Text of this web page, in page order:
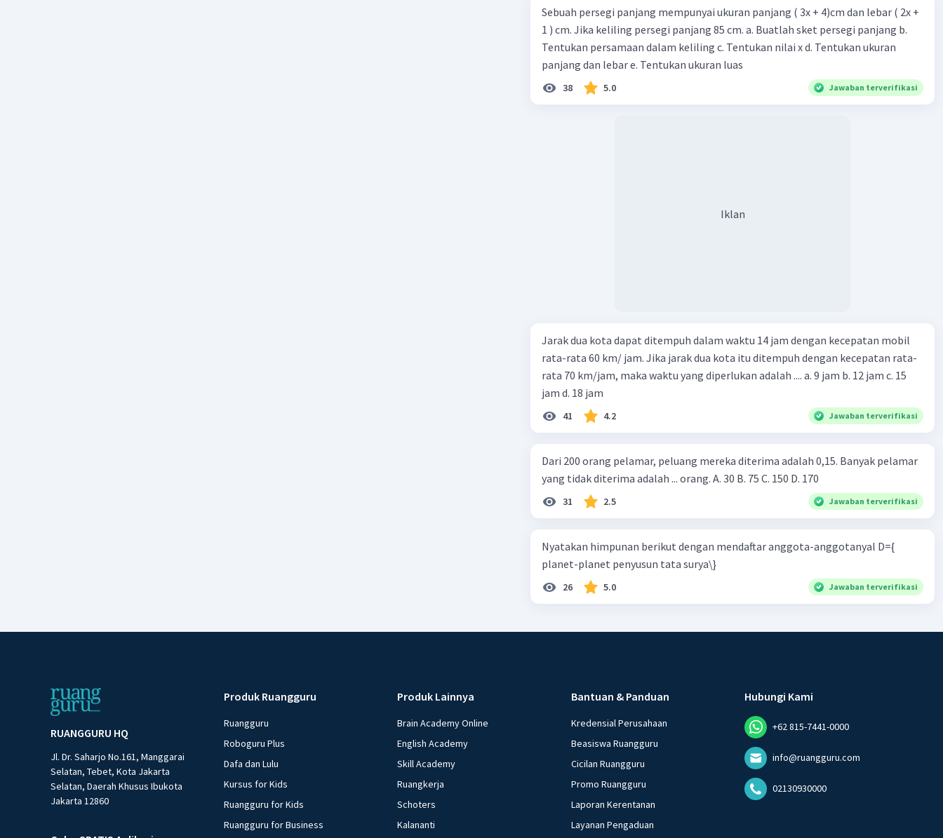
Sebuah persegi panjang mempunyai ukuran panjang ( 3x + 4)cm dan lebar ( 2x +
1 ) cm. Jika keliling persegi panjang 85 cm. a. Buatlah sket persegi panjang b.
Tentukan persamaan dalam keliling c. Tentukan nilai x d. Tentukan ukuran
panjang dan lebar e. Tentukan ukuran luas
38 5.0 Jawaban terverifikasi
Iklan
Jarak dua kota dapat ditempuh dalam waktu 14 jam dengan kecepatan mobil
rata-rata 60 km/ jam. Jika jarak dua kota itu ditempuh dengan kecepatan rata-
rata 70 km/jam, maka waktu yang diperlukan adalah .... a. 9 jam b. 12 jam c. 15
jam d. 18 jam
41 4.2 Jawaban terverifikasi
Dari 200 orang pelamar, peluang mereka diterima adalah 0,15. Banyak pelamar
yang tidak diterima adalah ... orang. A. 30 B. 75 C. 150 D. 170
31 2.5 Jawaban terverifikasi
Nyatakan himpunan berikut dengan mendaftar anggota-anggotanyal D={
planet-planet penyusun tata surya\}
26 5.0 Jawaban terverifikasi
RUANGGURU HQ
Jl. Dr. Saharjo No.161, Manggarai
Selatan, Tebet, Kota Jakarta
Selatan, Daerah Khusus Ibukota
Jakarta 12860
Produk Ruangguru
Ruangguru
Roboguru Plus
Dafa dan Lulu
Kursus for Kids
Ruangguru for Kids
Ruangguru for Business
Produk Lainnya
Brain Academy Online
English Academy
Skill Academy
Ruangkerja
Schoters
Kalananti
Bantuan & Panduan
Kredensial Perusahaan
Beasiswa Ruangguru
Cicilan Ruangguru
Promo Ruangguru
Laporan Kerentanan
Layanan Pengaduan
Hubungi Kami
+62 815-7441-0000
info@ruangguru.com
02130930000